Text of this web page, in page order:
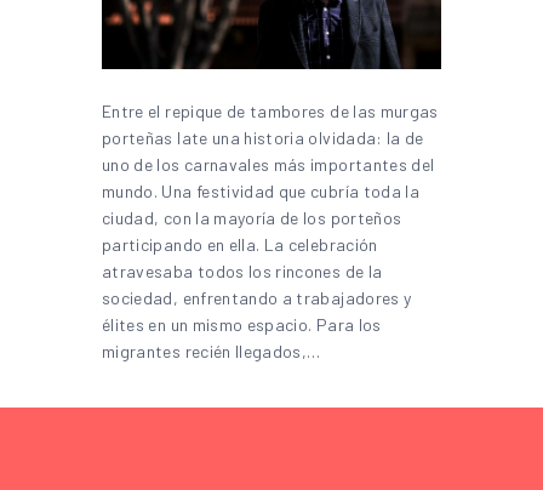
Entre el repique de tambores de las murgas
porteñas late una historia olvidada: la de
uno de los carnavales más importantes del
mundo. Una festividad que cubría toda la
ciudad, con la mayoría de los porteños
participando en ella. La celebración
atravesaba todos los rincones de la
sociedad, enfrentando a trabajadores y
élites en un mismo espacio. Para los
migrantes recién llegados,…